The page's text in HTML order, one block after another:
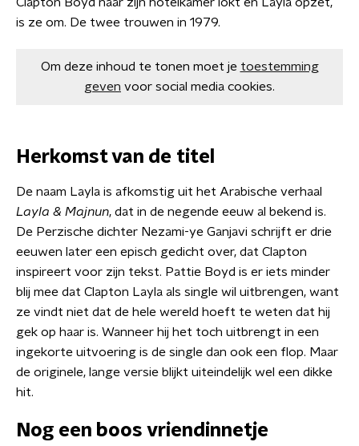
is ze om. De twee trouwen in 1979.
Om deze inhoud te tonen moet je toestemming
geven voor social media cookies.
Herkomst van de titel
De naam Layla is afkomstig uit het Arabische verhaal
Layla & Majnun, dat in de negende eeuw al bekend is.
De Perzische dichter Nezami-ye Ganjavi schrijft er drie
eeuwen later een episch gedicht over, dat Clapton
inspireert voor zijn tekst. Pattie Boyd is er iets minder
blij mee dat Clapton Layla als single wil uitbrengen, want
ze vindt niet dat de hele wereld hoeft te weten dat hij
gek op haar is. Wanneer hij het toch uitbrengt in een
ingekorte uitvoering is de single dan ook een flop. Maar
de originele, lange versie blijkt uiteindelijk wel een dikke
hit.
Nog een boos vriendinnetje